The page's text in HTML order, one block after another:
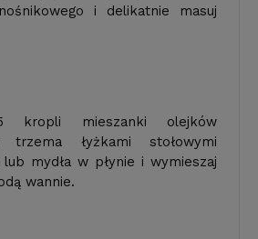
i delikatnie masuj
kropli mieszanki olejków
łyżkami stołowymi
mydła w płynie i wymieszaj
wannie.